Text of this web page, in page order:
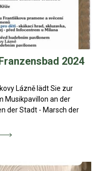
2024
Lázně lädt Sie zur
Musikpavillon an der
der Stadt - Marsch der